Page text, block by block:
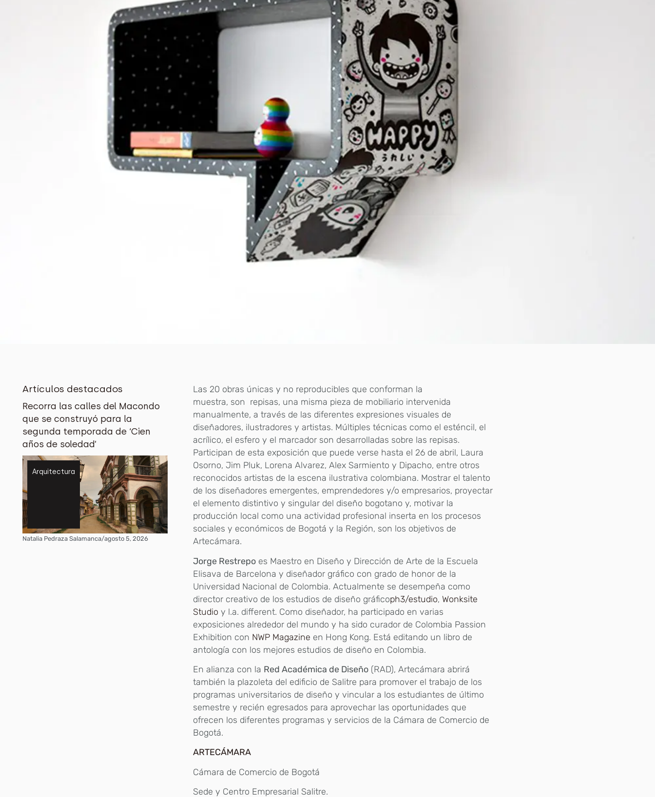
Artículos destacados
Recorra las calles del Macondo
que se construyó para la
segunda temporada de ‘Cien
años de soledad’
Arquitectura
Natalia Pedraza Salamanca/agosto 5, 2026
Las 20 obras únicas y no reproducibles que conforman la
muestra, son repisas, una misma pieza de mobiliario intervenida
manualmente, a través de las diferentes expresiones visuales de
diseñadores, ilustradores y artistas. Múltiples técnicas como el esténcil, el
acrílico, el esfero y el marcador son desarrolladas sobre las repisas.
Participan de esta exposición que puede verse hasta el 26 de abril, Laura
Osorno, Jim Pluk, Lorena Alvarez, Alex Sarmiento y Dipacho, entre otros
reconocidos artistas de la escena ilustrativa colombiana. Mostrar el talento
de los diseñadores emergentes, emprendedores y/o empresarios, proyectar
el elemento distintivo y singular del diseño bogotano y, motivar la
producción local como una actividad profesional inserta en los procesos
sociales y económicos de Bogotá y la Región, son los objetivos de
Artecámara.
Jorge Restrepo es Maestro en Diseño y Dirección de Arte de la Escuela
Elisava de Barcelona y diseñador gráfico con grado de honor de la
Universidad Nacional de Colombia. Actualmente se desempeña como
director creativo de los estudios de diseño gráficoph3/estudio, Wonksite
Studio y l.a. different. Como diseñador, ha participado en varias
exposiciones alrededor del mundo y ha sido curador de Colombia Passion
Exhibition con NWP Magazine en Hong Kong. Está editando un libro de
antología con los mejores estudios de diseño en Colombia.
En alianza con la Red Académica de Diseño (RAD), Artecámara abrirá
también la plazoleta del edificio de Salitre para promover el trabajo de los
programas universitarios de diseño y vincular a los estudiantes de último
semestre y recién egresados para aprovechar las oportunidades que
ofrecen los diferentes programas y servicios de la Cámara de Comercio de
Bogotá.
ARTECÁMARA
Cámara de Comercio de Bogotá
Sede y Centro Empresarial Salitre.